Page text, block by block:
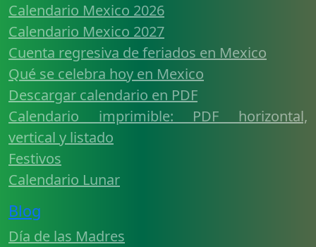
Calendario Mexico 2026
Calendario Mexico 2027
Cuenta regresiva de feriados en Mexico
Qué se celebra hoy en Mexico
Descargar calendario en PDF
Calendario imprimible: PDF horizontal,
vertical y listado
Festivos
Calendario Lunar
Blog
Día de las Madres